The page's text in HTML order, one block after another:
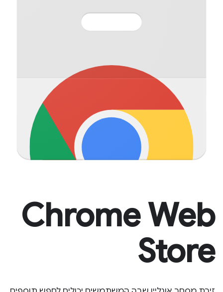
Chrome Web
Store